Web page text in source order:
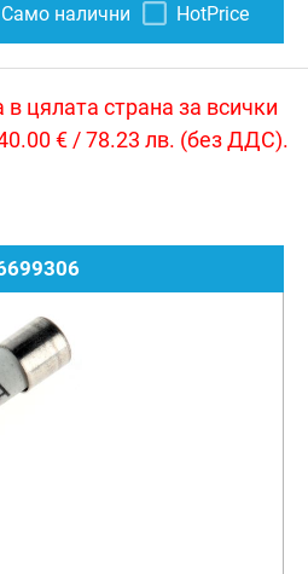
Само налични HotPrice
цялата страна за всички
€ / 78.23 лв. (без ДДС).